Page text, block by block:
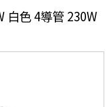
白色 4導管 230W